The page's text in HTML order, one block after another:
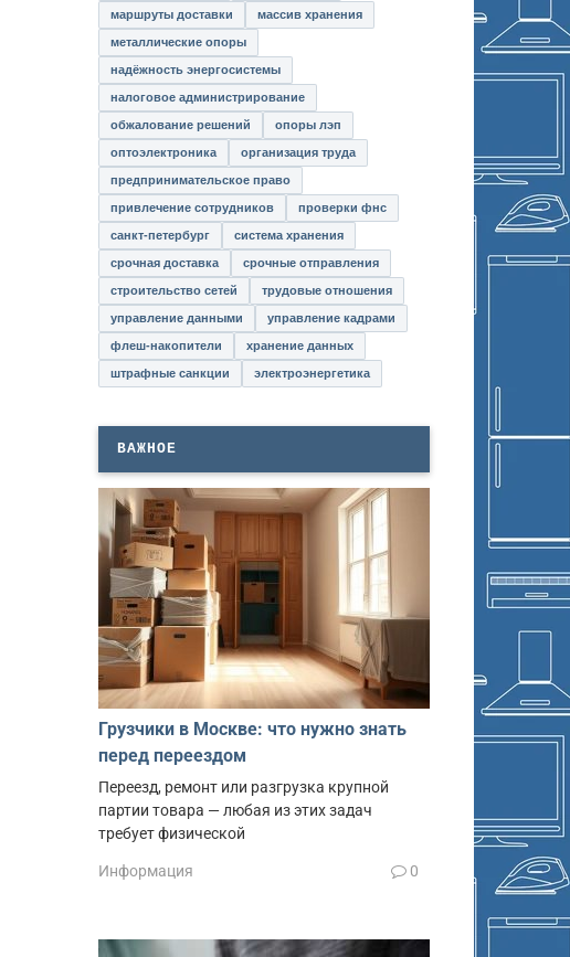
маршруты доставки массив хранения
металлические опоры
надёжность энергосистемы
налоговое администрирование
обжалование решений опоры лэп
оптоэлектроника организация труда
предпринимательское право
привлечение сотрудников проверки фнс
санкт-петербург система хранения
срочная доставка срочные отправления
строительство сетей трудовые отношения
управление данными управление кадрами
флеш-накопители хранение данных
штрафные санкции электроэнергетика
ВАЖНОЕ
Грузчики в Москве: что нужно знать
перед переездом
Переезд, ремонт или разгрузка крупной
партии товара — любая из этих задач
требует физической
Информация 0